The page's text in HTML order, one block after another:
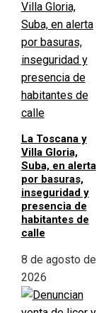
La Toscana y
Villa Gloria,
Suba, en alerta
por basuras,
inseguridad y
presencia de
habitantes de
calle
8 de agosto de
2026